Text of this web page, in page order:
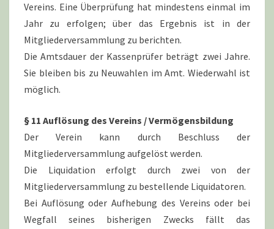
Vereins. Eine Überprüfung hat mindestens einmal im
Jahr zu erfolgen; über das Ergebnis ist in der
Mitgliederversammlung zu berichten.
Die Amtsdauer der Kassenprüfer beträgt zwei Jahre.
Sie bleiben bis zu Neuwahlen im Amt. Wiederwahl ist
möglich.
§ 11 Auflösung des Vereins / Vermögensbildung
Der Verein kann durch Beschluss der
Mitgliederversammlung aufgelöst werden.
Die Liquidation erfolgt durch zwei von der
Mitgliederversammlung zu bestellende Liquidatoren.
Bei Auflösung oder Aufhebung des Vereins oder bei
Wegfall seines bisherigen Zwecks fällt das